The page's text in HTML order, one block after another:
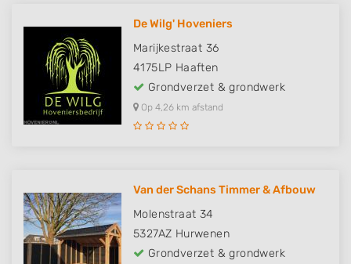
De Wilg' Hoveniers
Marijkestraat 36
4175LP Haaften
Grondverzet & grondwerk
Op 4,26 km afstand
Van der Schans Timmer & Afbouw
Molenstraat 34
5327AZ Hurwenen
Grondverzet & grondwerk